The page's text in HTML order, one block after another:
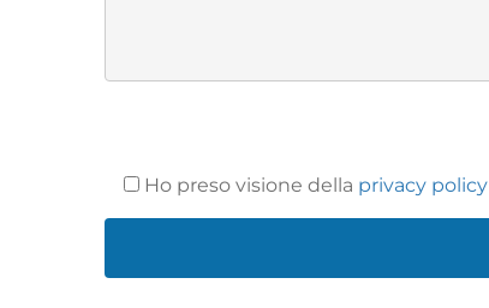
Ho preso visione della privacy policy